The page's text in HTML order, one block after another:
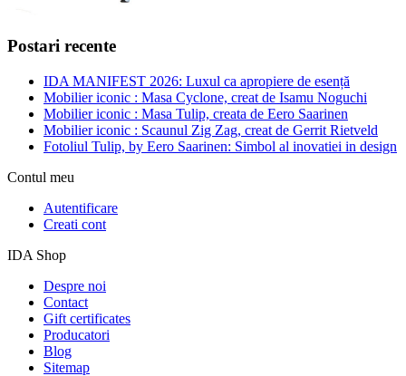
Postari recente
IDA MANIFEST 2026: Luxul ca apropiere de esență
Mobilier iconic : Masa Cyclone, creat de Isamu Noguchi
Mobilier iconic : Masa Tulip, creata de Eero Saarinen
Mobilier iconic : Scaunul Zig Zag, creat de Gerrit Rietveld
Fotoliul Tulip, by Eero Saarinen: Simbol al inovatiei in design
Contul meu
Autentificare
Creati cont
IDA Shop
Despre noi
Contact
Gift certificates
Producatori
Blog
Sitemap